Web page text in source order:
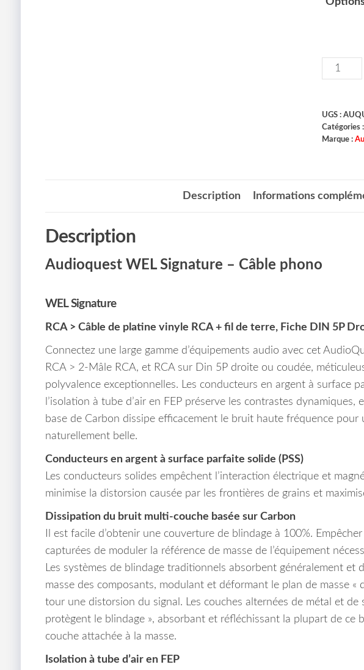
UGS :
Catégories
Marque :
Description Informations
Description
Audioquest WEL Signature – Câble phono
WEL Signature
RCA > Câble de platine vinyle RCA + fil de terre, Fiche DIN 5P
Connectez une large gamme d’équipements audio avec cet
RCA > 2-Mâle RCA, et RCA sur Din 5P droite ou coudée,
polyvalence exceptionnelles. Les conducteurs en argent à surface
l’isolation à tube d’air en FEP préserve les contrastes
base de Carbon dissipe efficacement le bruit haute fréquence
naturellement belle.
Conducteurs en argent à surface parfaite solide (PSS)
Les conducteurs solides empêchent l’interaction électrique et
minimise la distorsion causée par les frontières de grains et
Dissipation du bruit multi-couche basée sur Carbon
Il est facile d’obtenir une couverture de blindage à 100%.
capturées de moduler la référence de masse de l’équipement
Les systèmes de blindage traditionnels absorbent généralement et
masse des composants, modulant et déformant le plan de masse «
tour une distorsion du signal. Les couches alternées de métal et
protègent le blindage », absorbant et réfléchissant la plupart de ce
couche attachée à la masse.
Isolation à tube d’air en FEP